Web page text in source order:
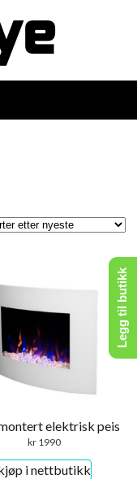
elektrisk peis
kr1990
i nettbutikk
Legg til butikk